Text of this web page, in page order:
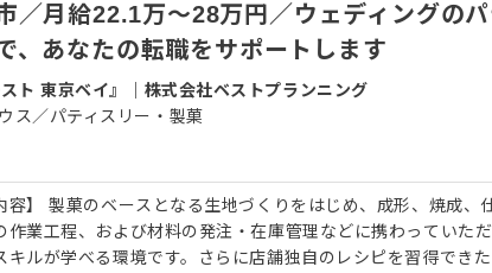
／月給22.1万～28万円／ウェディングの
、あなたの転職をサポートします
ト 東京ベイ』
株式会社ベストプランニング
ス／パティスリー・製菓
容】 製菓のベースとなる生地づくりをはじめ、成形、焼成、
業工程、および材料の発注・在庫管理などに携わっていただ
ルが学べる環境です。さらに店舗独自のレシピを習得できた